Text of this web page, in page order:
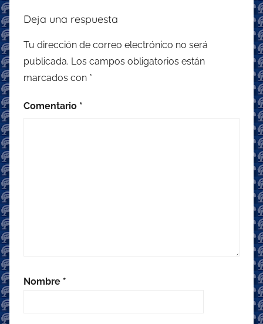
Deja una respuesta
Tu dirección de correo electrónico no será
publicada. Los campos obligatorios están
marcados con *
Comentario *
Nombre *